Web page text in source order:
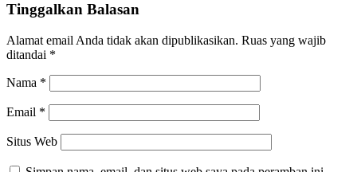
Tinggalkan Balasan
Alamat email Anda tidak akan dipublikasikan. Ruas yang wajib
ditandai *
Nama *
Email *
Situs Web